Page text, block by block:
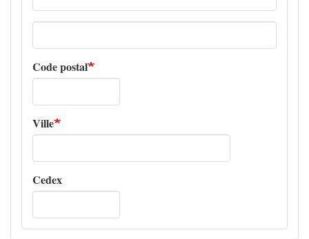
Adresse
Code postal
Ville
Cedex